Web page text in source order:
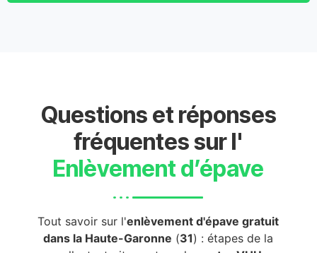
Questions et réponses
fréquentes sur l'
Enlèvement d’épave
Tout savoir sur l'enlèvement d'épave gratuit
dans la Haute-Garonne (31) : étapes de la